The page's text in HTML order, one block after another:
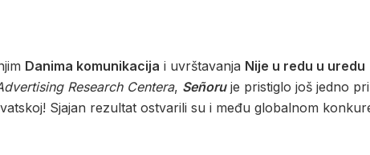
Danima komunikacija i uvrštavanja Nije u redu u uredu
Research Centera, Señoru je pristiglo još jedno
Sjajan rezultat ostvarili su i među globalnom